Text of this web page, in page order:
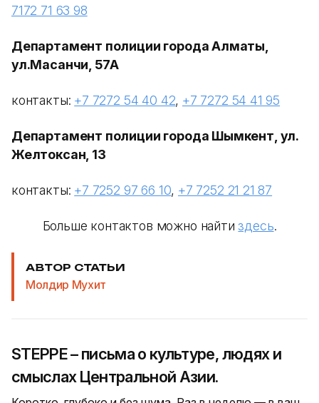
7172 71 63 98
Департамент полиции города Алматы,
ул.Масанчи, 57А
контакты: +7 7272 54 40 42, +7 7272 54 41 95
Департамент полиции города Шымкент, ул.
Желтоксан, 13
контакты: +7 7252 97 66 10, +7 7252 21 21 87
Больше контактов можно найти здесь.
АВТОР СТАТЬИ
Молдир Мухит
STEPPE – письма о культуре, людях и
смыслах Центральной Азии.